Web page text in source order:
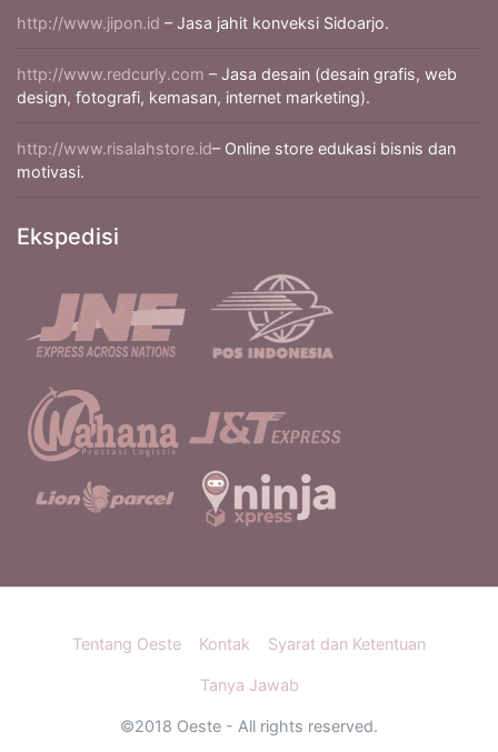
http://www.jipon.id – Jasa jahit konveksi Sidoarjo.
http://www.redcurly.com – Jasa desain (desain grafis, web
design, fotografi, kemasan, internet marketing).
http://www.risalahstore.id– Online store edukasi bisnis dan
motivasi.
Ekspedisi
Tentang Oeste Kontak Syarat dan Ketentuan
Tanya Jawab
©2018 Oeste - All rights reserved.